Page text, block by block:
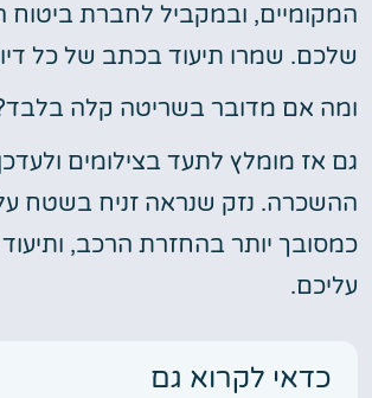
המקומיים, ובמקביל לחברת ביטוח
שלכם. שמרו תיעוד בכתב של כל
ומה אם מדובר בשריטה קלה
גם אז מומלץ לתעד בצילומים
ההשכרה. נזק שנראה זניח בשטח
כמסובך יותר בהחזרת הרכב,
עליכם.
כדאי לקרוא גם